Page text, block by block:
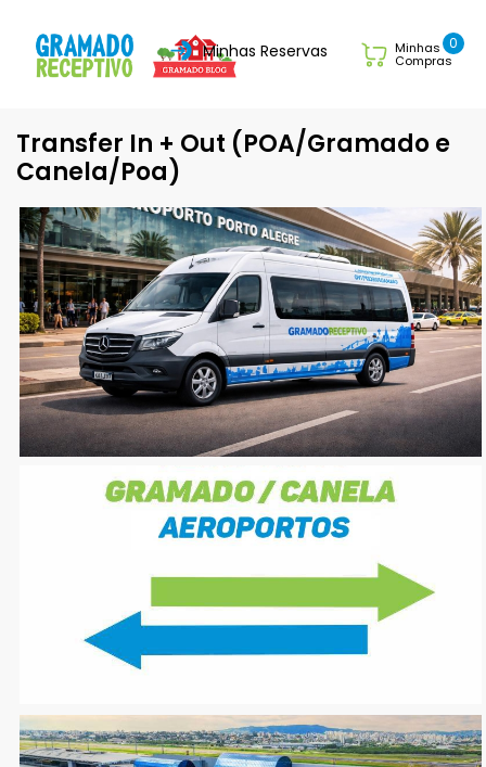
Minhas Reservas Minhas
Compras
0
Transfer In + Out (POA/Gramado e
Canela/Poa)